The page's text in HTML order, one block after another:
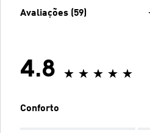
Avaliações (59)
4.8
Conforto